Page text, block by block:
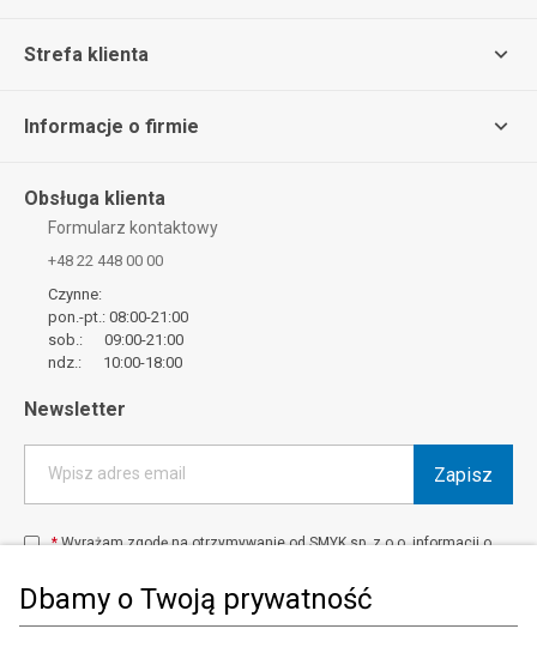
Dbamy o Twoją prywatność
Strefa klienta
Informacje o firmie
Obsługa klienta
Formularz kontaktowy
+48 22 448 00 00
Czynne:
pon.-pt.: 08:00-21:00
sob.: 09:00-21:00
ndz.: 10:00-18:00
Newsletter
Wpisz adres email Zapisz
*Wyrażam zgodę na otrzymywanie od SMYK sp. z o.o. informacji o
elektronicznej (e-mail).
W każdej chwili możesz z łatwością cofnąć wyrażone zgody.